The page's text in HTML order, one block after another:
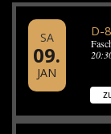
SA
09.
JAN
D-